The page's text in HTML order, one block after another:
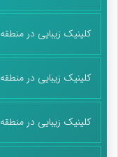
کلینیک زیبایی در منطقه 7
کلینیک زیبایی در منطقه 8
کلینیک زیبایی در منطقه 9